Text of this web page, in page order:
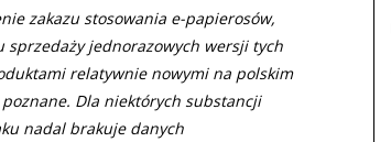
zakazu stosowania e-papierosów,
sprzedaży jednorazowych wersji tych
relatywnie nowymi na polskim
Dla niektórych substancji
nadal brakuje danych